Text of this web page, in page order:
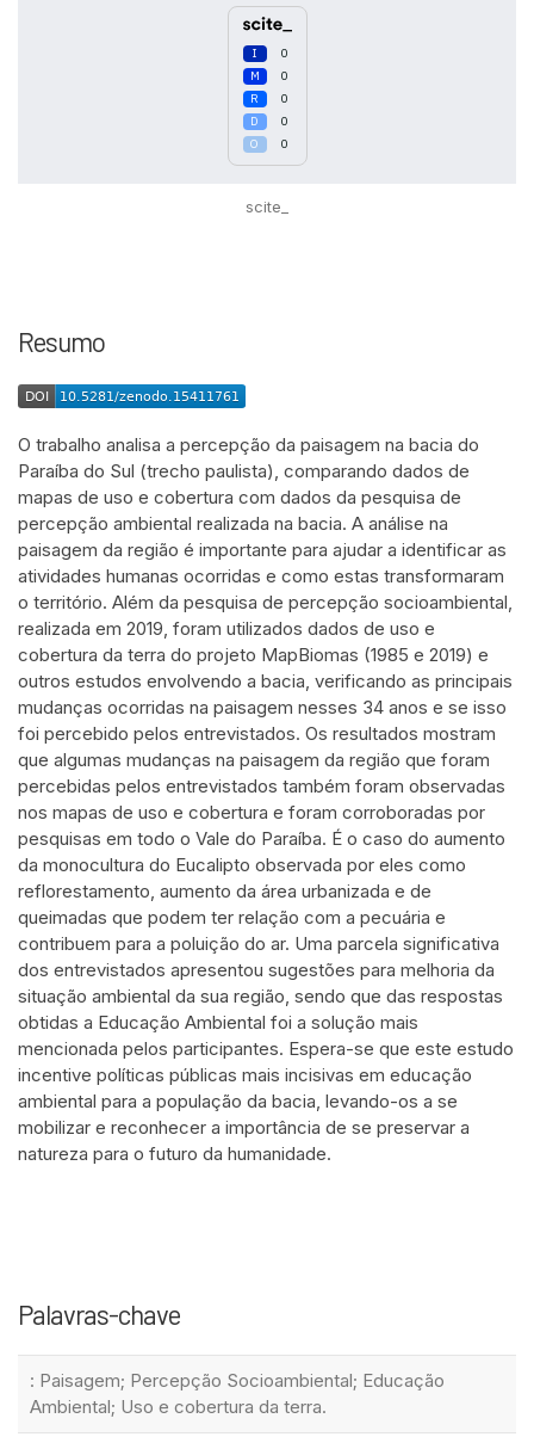
0
0
0
0
0
scite_
Resumo
O trabalho analisa a percepção da paisagem na bacia do
Paraíba do Sul (trecho paulista), comparando dados de
mapas de uso e cobertura com dados da pesquisa de
percepção ambiental realizada na bacia. A análise na
paisagem da região é importante para ajudar a identificar as
atividades humanas ocorridas e como estas transformaram
o território. Além da pesquisa de percepção socioambiental,
realizada em 2019, foram utilizados dados de uso e
cobertura da terra do projeto MapBiomas (1985 e 2019) e
outros estudos envolvendo a bacia, verificando as principais
mudanças ocorridas na paisagem nesses 34 anos e se isso
foi percebido pelos entrevistados. Os resultados mostram
que algumas mudanças na paisagem da região que foram
percebidas pelos entrevistados também foram observadas
nos mapas de uso e cobertura e foram corroboradas por
pesquisas em todo o Vale do Paraíba. É o caso do aumento
da monocultura do Eucalipto observada por eles como
reflorestamento, aumento da área urbanizada e de
queimadas que podem ter relação com a pecuária e
contribuem para a poluição do ar. Uma parcela significativa
dos entrevistados apresentou sugestões para melhoria da
situação ambiental da sua região, sendo que das respostas
obtidas a Educação Ambiental foi a solução mais
mencionada pelos participantes. Espera-se que este estudo
incentive políticas públicas mais incisivas em educação
ambiental para a população da bacia, levando-os a se
mobilizar e reconhecer a importância de se preservar a
natureza para o futuro da humanidade.
Palavras-chave
: Paisagem; Percepção Socioambiental; Educação
Ambiental; Uso e cobertura da terra.